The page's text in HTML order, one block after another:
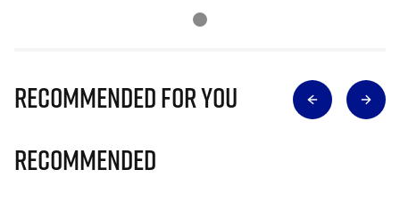
Recommended for you
Recommended